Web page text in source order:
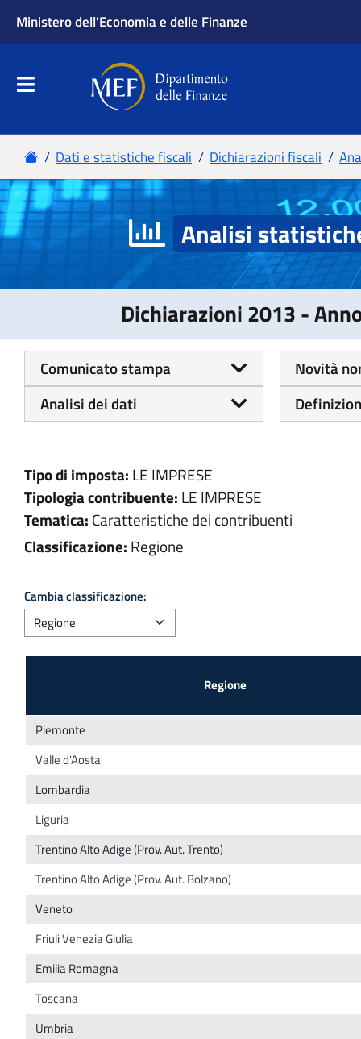
Analisi
Dichiarazioni 2013 -
Comunicato stampa
Novità
Analisi dei dati
Tipo di imposta: LE IMPRESE
Tipologia contribuente: LE IMPRESE
Tematica: Caratteristiche dei contribuenti
Classificazione: Regione
Cambia classificazione: